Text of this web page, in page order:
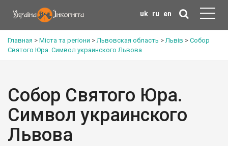
uk ru en
Главная > Міста та регіони >Львовская область >Львів > Собор
Святого Юра. Символ украинского Львова
Собор Святого Юра.
Символ украинского
Львова